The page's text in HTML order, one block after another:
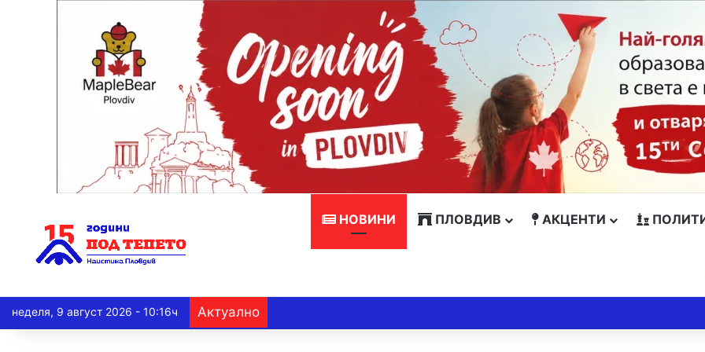
НОВИНИ ПЛОВДИВ АКЦЕНТИ
неделя, 9 август 2026 - 10:16ч Актуално